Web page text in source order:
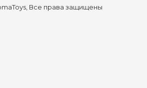
Все права защищены